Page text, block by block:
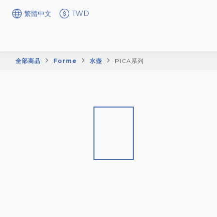
繁體中文 TWD
全部商品 Forme 水壺 PICA系列